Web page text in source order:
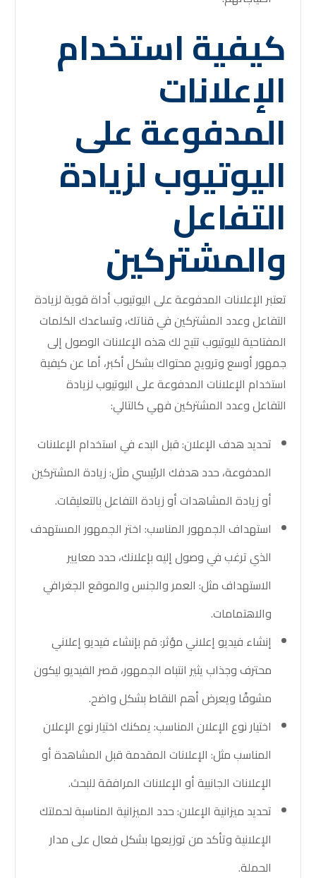
كيفية استخدام
الإعلانات
المدفوعة على
اليوتيوب لزيادة
التفاعل
والمشتركين
تعتبر الإعلانات المدفوعة على اليوتيوب أداة قوية لزيادة
التفاعل وعدد المشتركين في قناتك، وتساعدك الكلمات
المفتاحية لليوتيوبتتيح لك هذه الإعلانات الوصول إلى
جمهور أوسع وترويج محتواك بشكل أكبر، أما عن كيفية
استخدام الإعلانات المدفوعة على اليوتيوب لزيادة
التفاعل وعدد المشتركين فهي كالتالي:
تحديد هدف الإعلان: قبل البدء في استخدام الإعلانات
المدفوعة، حدد هدفك الرئيسي مثل: زيادة المشتركين
أو زيادة المشاهدات أو زيادة التفاعل بالتعليقات.
استهداف الجمهور المناسب: اختر الجمهور المستهدف
الذي ترغب في وصول إليه بإعلانك، حدد معايير
الاستهداف مثل: العمر والجنس والموقع الجغرافي
والاهتمامات.
إنشاء فيديو إعلاني مؤثر: قم بإنشاء فيديو إعلاني
محترف وجذاب يثير انتباه الجمهور، قصر الفيديو ليكون
مشوقًا ويعرض أهم النقاط بشكل واضح.
اختيار نوع الإعلان المناسب: يمكنك اختيار نوع الإعلان
المناسب مثل: الإعلانات المقدمة قبل المشاهدة أو
الإعلانات الجانبية أو الإعلانات المرافقة للبحث.
تحديد ميزانية الإعلان: حدد الميزانية المناسبة لحملتك
الإعلانية وتأكد من توزيعها بشكل فعال على مدار
الحملة.